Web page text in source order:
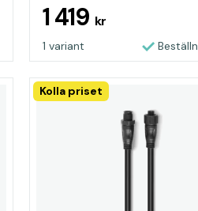
1 419 kr
1 variant
Kolla priset